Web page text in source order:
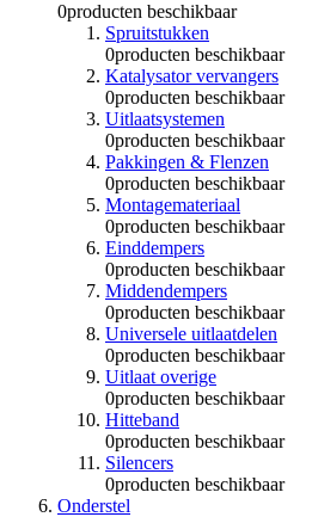
0producten beschikbaar
Spruitstukken
0producten beschikbaar
Katalysator vervangers
0producten beschikbaar
Uitlaatsystemen
0producten beschikbaar
Pakkingen & Flenzen
0producten beschikbaar
Montagemateriaal
0producten beschikbaar
Einddempers
0producten beschikbaar
Middendempers
0producten beschikbaar
Universele uitlaatdelen
0producten beschikbaar
Uitlaat overige
0producten beschikbaar
Hitteband
0producten beschikbaar
Silencers
0producten beschikbaar
Onderstel